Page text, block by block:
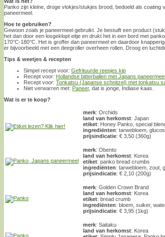
Panko zijn kleine, droge vlokjes/stukjes brood, bedoeld als
paneermeel.
Hoe te gebruiken?
Gewoon zoals je paneermeel gebruikt. Je bestuift een product
het dan door een losgeklopt eitje en drukt het in een bord met
170°C-180°C. Het is groffer dan paneermeel en daardoor
er bijvoorbeeld met een deegroller overheen rollen. Droog en
Tips & weetjes & recepten
Simpel recept voor: Gefrituurde reepjes kip
Recept voor: Hollandse bitterballen met Japans paneermeel
Recept voor: Tonkatsu (Japanse schnitzel) met tonkatsu
Niet verwarren met: Paneer, dat is jonge, Indiase kaas.
Wat is er te koop?
merk: Orchids
land van herkomst: Japan
etiket: Honey Panko, special
ingrediënten: tarwebloem,
prijsindicatie: € 3,50 (360g)
merk: Obento
land van herkomst: Korea
etiket: panko bread crumbs
ingrediënten: tarwebloem, zout,
prijsindicatie: € 2,10 (200g)
merk: Golden Crown Brand
land van herkomst: Korea
etiket: bread crumb
ingrediënten: bloem, suiker,
prijsindicatie: € 3,95 (1kg)
merk: Saitaku
land van herkomst: Korea